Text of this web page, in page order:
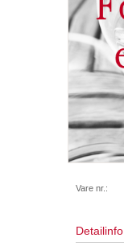
Vare nr.:
Detailinfo